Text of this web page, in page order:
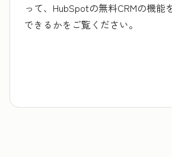
って、HubSpotの無料CRMの機能
できるかをご覧ください。